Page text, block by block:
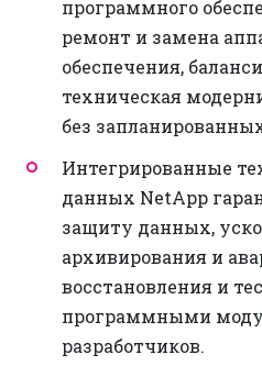
программного
ремонт и замена
обеспечения,
техническая
без
Интегрированные
данных NetApp
защиту данных,
архивирования и
восстановления и
программными
разработчиков.